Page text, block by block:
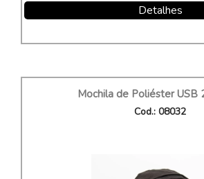
Detalhes
Mochila de Poliéster USB
Cod.: 08032